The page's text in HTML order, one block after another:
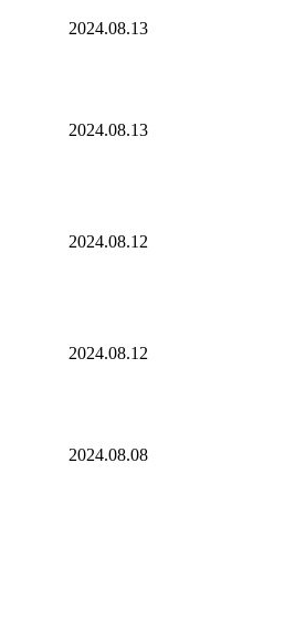
2024.08.13
2024.08.13
2024.08.12
2024.08.12
2024.08.08